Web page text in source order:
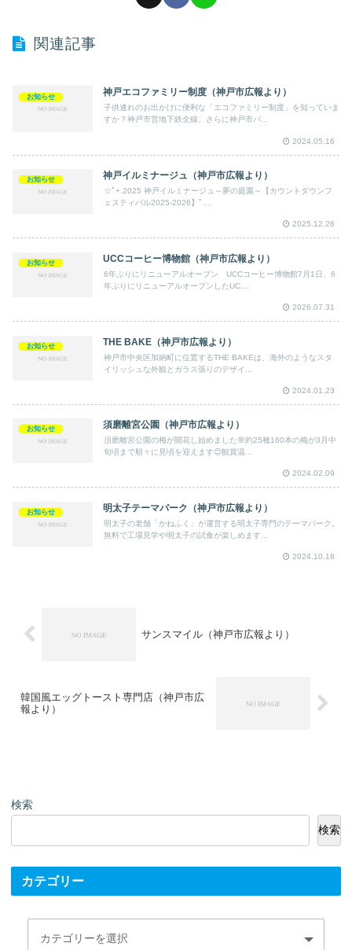
関連記事
お知らせ 神戸エコファミリー制度（神戸市広報より）
子供連れのお出かけに便利な「エコファミリー制度」を知っていま
すか？神戸市営地下鉄全線、さらに神戸市バ...
2024.05.16
お知らせ 神戸イルミナージュ（神戸市広報より）
☆ﾟ+.2025 神戸イルミナージュ～夢の庭園～【カウントダウンフ
ェスティバル2025-2026】ﾟ...
2025.12.26
お知らせ UCCコーヒー博物館（神戸市広報より）
6年ぶりにリニューアルオープン UCCコーヒー博物館7月1日、6
年ぶりにリニューアルオープンしたUC...
2026.07.31
お知らせ THE BAKE（神戸市広報より）
神戸市中央区加納町に位置するTHE BAKEは、海外のようなスタ
イリッシュな外観とガラス張りのデザイ...
2024.01.23
お知らせ 須磨離宮公園（神戸市広報より）
須磨離宮公園の梅が開花し始めました🌸約25種160本の梅が3月中
旬頃まで順々に見頃を迎えます😊観賞温...
2024.02.09
お知らせ 明太子テーマパーク（神戸市広報より）
明太子の老舗「かねふく」が運営する明太子専門のテーマパーク。
無料で工場見学や明太子の試食が楽しめます...
2024.10.18
サンスマイル（神戸市広報より）
韓国風エッグトースト専門店（神戸市広
報より）
検索
検索
カテゴリー